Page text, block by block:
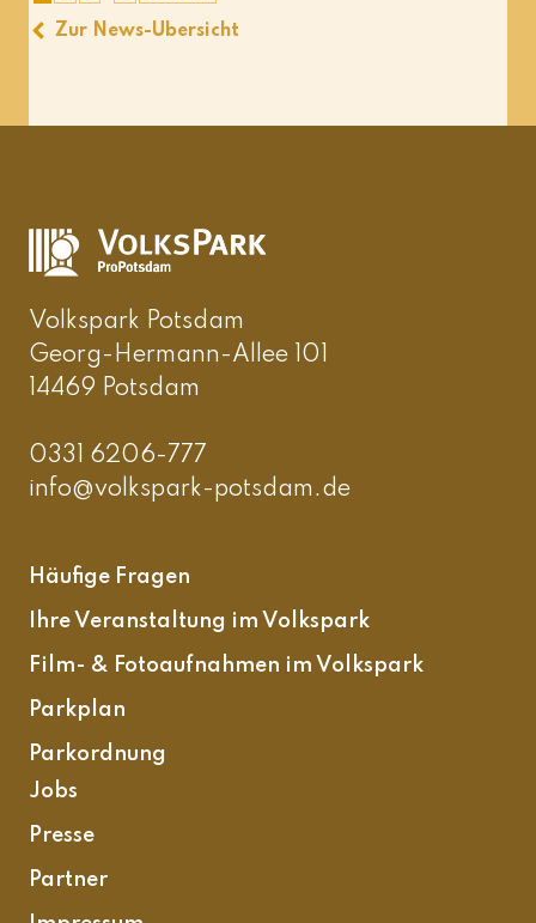
Zur News-Übersicht
Volkspark Potsdam
Georg-Hermann-Allee 101
14469 Potsdam
0331 6206-777
info@volkspark-potsdam.de
Häufige Fragen
Ihre Veranstaltung im Volkspark
Film- & Fotoaufnahmen im Volkspark
Parkplan
Parkordnung
Jobs
Presse
Partner